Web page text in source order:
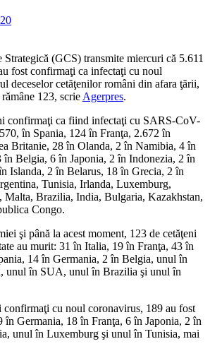
(GCS) transmite miercuri că 5.611
fost confirmaţi ca infectaţi cu noul
deceselor cetăţenilor români din afara ţării,
123, scrie Agerpres.
confirmaţi ca fiind infectaţi cu SARS-CoV-
în Spania, 124 în Franţa, 2.672 în
Britanie, 28 în Olanda, 2 în Namibia, 4 în
Belgia, 6 în Japonia, 2 în Indonezia, 2 în
Islanda, 2 în Belarus, 18 în Grecia, 2 în
Tunisia, Irlanda, Luxemburg,
Malta, Brazilia, India, Bulgaria, Kazakhstan,
Congo.
şi până la acest moment, 123 de cetăţeni
au murit: 31 în Italia, 19 în Franţa, 43 în
14 în Germania, 2 în Belgia, unul în
unul în SUA, unul în Brazilia şi unul în
confirmaţi cu noul coronavirus, 189 au fost
în Germania, 18 în Franţa, 6 în Japonia, 2 în
unul în Luxemburg şi unul în Tunisia, mai